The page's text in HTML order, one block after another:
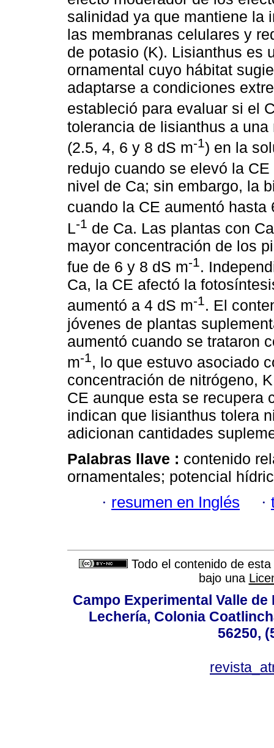
salinidad ya que mantiene la
las membranas celulares y
de potasio (K). Lisianthus es
ornamental cuyo hábitat
adaptarse a condiciones
estableció para evaluar si el
tolerancia de lisianthus a
(2.5, 4, 6 y 8 dS m-1) en la
redujo cuando se elevó la
nivel de Ca; sin embargo, la
cuando la CE aumentó hasta
L-1 de Ca. Las plantas con
mayor concentración de los
fue de 6 y 8 dS m-1.
Ca, la CE afectó la
aumentó a 4 dS m-1. El
jóvenes de plantas
aumentó cuando se trataron
m-1 , lo que estuvo asociado
concentración de nitrógeno,
CE aunque esta se recupera
indican que lisianthus tolera
adicionan cantidades
Palabras llave : contenido
ornamentales; potencial
· resumen en Inglés ·
Todo el contenido de
bajo una
Campo Experimental Valle
Lechería, Colonia
56250,